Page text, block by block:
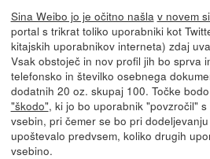
Sina Weibo jo je očitno našla v novem
portal s trikrat toliko uporabniki kot
kitajskih uporabnikov interneta) zdaj
Vsak obstoječ in nov profil jih bo sprva
telefonsko in številko osebnega
dodatnih 20 oz. skupaj 100. Točke bodo
"škodo", ki jo bo uporabnik "povzročil"
vsebin, pri čemer se bo pri
upoštevalo predvsem, koliko drugih
vsebino.